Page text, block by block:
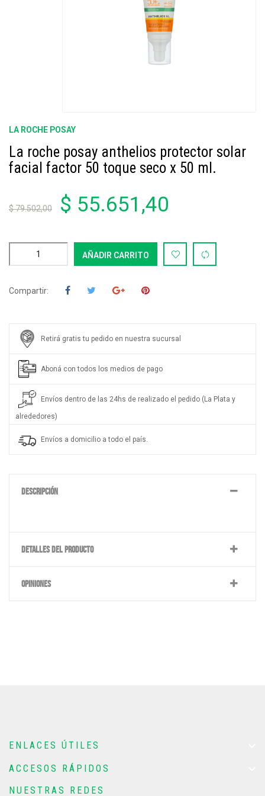
LA ROCHE POSAY
La roche posay anthelios protector solar
facial factor 50 toque seco x 50 ml.
$ 79.502,00 $ 55.651,40
AÑADIR CARRITO
Compartir:
Retirá gratis tu pedido en nuestra sucursal
Aboná con todos los medios de pago
Envíos dentro de las 24hs de realizado el pedido (La Plata y
alrededores)
Envíos a domicilio a todo el país.
DESCRIPCIÓN
DETALLES DEL PRODUCTO
OPINIONES
ENLACES ÚTILES
ACCESOS RÁPIDOS
NUESTRAS REDES